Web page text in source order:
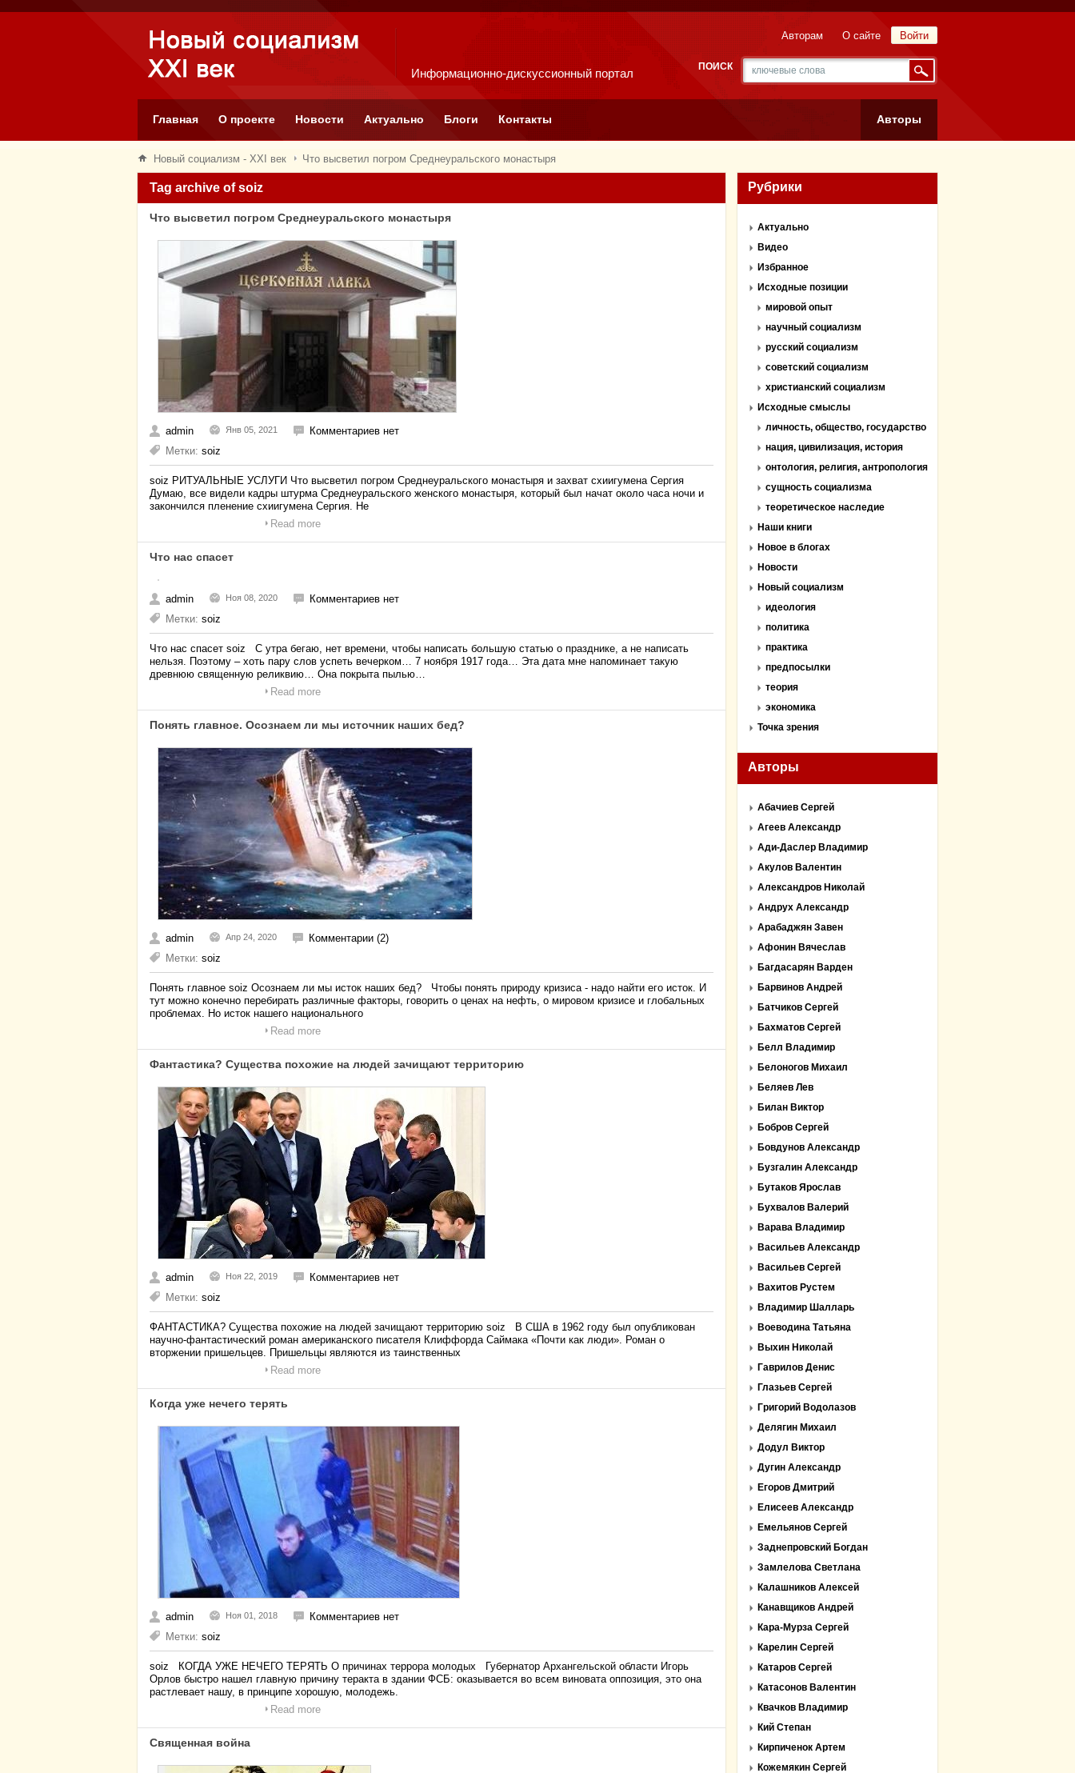
Информационно-дискуссионный портал
Войти
Авторам О сайте
ПОИСК
Главная О проекте Новости Актуально Блоги Контакты Авторы
Новый социализм - XXI век Что высветил погром Среднеуральского монастыря
Tag archive of soiz
Что высветил погром Среднеуральского монастыря
admin Янв 05, 2021
Комментариев нет
Метки: soiz
soiz РИТУАЛЬНЫЕ УСЛУГИ Что высветил погром Среднеуральского монастыря и захват схиигумена Сергия
Думаю, все видели кадры штурма Среднеуральского женского монастыря, который был начат около часа ночи и
закончился пленение схиигумена Сергия. Не
Read more
Что нас спасет
admin Ноя 08, 2020
Комментариев нет
Метки: soiz
Что нас спасет soiz С утра бегаю, нет времени, чтобы написать большую статью о празднике, а не написать
нельзя. Поэтому – хоть пару слов успеть вечерком… 7 ноября 1917 года… Эта дата мне напоминает такую
древнюю священную реликвию… Она покрыта пылью…
Read more
Понять главное. Осознаем ли мы источник наших бед?
admin Апр 24, 2020
Комментарии (2)
Метки: soiz
Понять главное soiz Осознаем ли мы исток наших бед? Чтобы понять природу кризиса - надо найти его исток. И
тут можно конечно перебирать различные факторы, говорить о ценах на нефть, о мировом кризисе и глобальных
проблемах. Но исток нашего национального
Read more
Фантастика? Существа похожие на людей зачищают территорию
admin Ноя 22, 2019
Комментариев нет
Метки: soiz
ФАНТАСТИКА? Существа похожие на людей зачищают территорию soiz В США в 1962 году был опубликован
научно-фантастический роман американского писателя Клиффорда Саймака «Почти как люди». Роман о
вторжении пришельцев. Пришельцы являются из таинственных
Read more
Когда уже нечего терять
admin Ноя 01, 2018
Комментариев нет
Метки: soiz
soiz КОГДА УЖЕ НЕЧЕГО ТЕРЯТЬ О причинах террора молодых Губернатор Архангельской области Игорь
Орлов быстро нашел главную причину теракта в здании ФСБ: оказывается во всем виновата оппозиция, это она
растлевает нашу, в принципе хорошую, молодежь.
Read more
Священная война
Рубрики
Актуально
Видео
Избранное
Исходные позиции
мировой опыт
научный социализм
русский социализм
советский социализм
христианский социализм
Исходные смыслы
личность, общество, государство
нация, цивилизация, история
онтология, религия, антропология
сущность социализма
теоретическое наследие
Наши книги
Новое в блогах
Новости
Новый социализм
идеология
политика
практика
предпосылки
теория
экономика
Точка зрения
Авторы
Абачиев Сергей
Агеев Александр
Ади-Даслер Владимир
Акулов Валентин
Александров Николай
Андрух Александр
Арабаджян Завен
Афонин Вячеслав
Багдасарян Варден
Барвинов Андрей
Батчиков Сергей
Бахматов Сергей
Белл Владимир
Белоногов Михаил
Беляев Лев
Билан Виктор
Бобров Сергей
Бовдунов Александр
Бузгалин Александр
Бутаков Ярослав
Бухвалов Валерий
Варава Владимир
Васильев Александр
Васильев Сергей
Вахитов Рустем
Владимир Шалларь
Воеводина Татьяна
Выхин Николай
Гаврилов Денис
Глазьев Сергей
Григорий Водолазов
Делягин Михаил
Додул Виктор
Дугин Александр
Егоров Дмитрий
Елисеев Александр
Емельянов Сергей
Заднепровский Богдан
Замлелова Светлана
Калашников Алексей
Канавщиков Андрей
Кара-Мурза Сергей
Карелин Сергей
Катаров Сергей
Катасонов Валентин
Квачков Владимир
Кий Степан
Кирпиченок Артем
Кожемякин Сергей